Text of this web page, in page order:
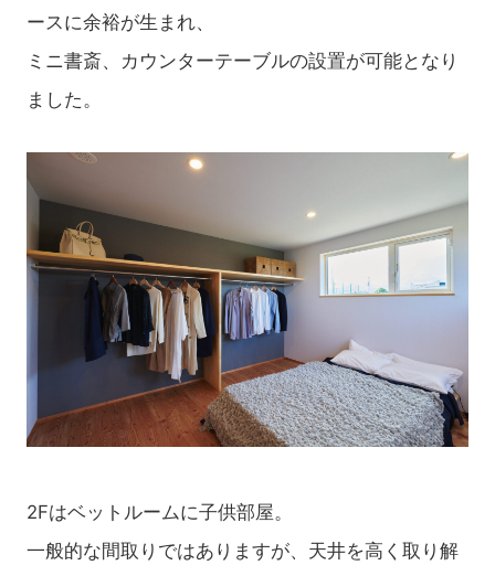
ースに余裕が生まれ、
ミニ書斎、カウンターテーブルの設置が可能となり
ました。
2Fはベットルームに子供部屋。
一般的な間取りではありますが、天井を高く取り解